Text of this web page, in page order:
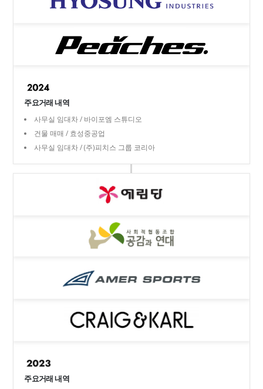
주요거래 내역
사무실 임대차 / 바이포엠 스튜디오
건물 매매 / 효성중공업
사무실 임대차 / (주)피치스 그룹 코리아
주요거래 내역